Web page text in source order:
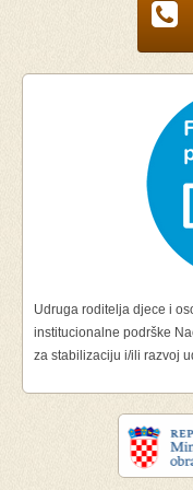
Udruga roditelja djece i
institucionalne podrške
za stabilizaciju i/ili razvoj